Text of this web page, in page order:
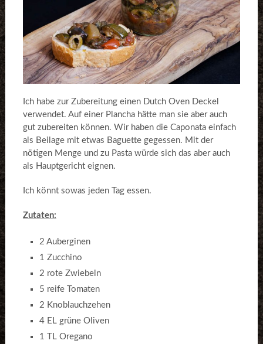
Ich habe zur Zubereitung einen Dutch Oven Deckel
verwendet. Auf einer Plancha hätte man sie aber auch
gut zubereiten können. Wir haben die Caponata einfach
als Beilage mit etwas Baguette gegessen. Mit der
nötigen Menge und zu Pasta würde sich das aber auch
als Hauptgericht eignen.
Ich könnt sowas jeden Tag essen.
Zutaten:
2 Auberginen
1 Zucchino
2 rote Zwiebeln
5 reife Tomaten
2 Knoblauchzehen
4 EL grüne Oliven
1 TL Oregano